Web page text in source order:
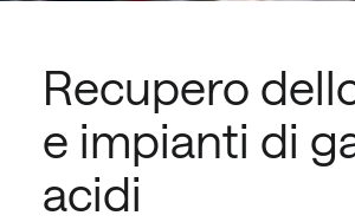
Recupero
e impianti di
acidi